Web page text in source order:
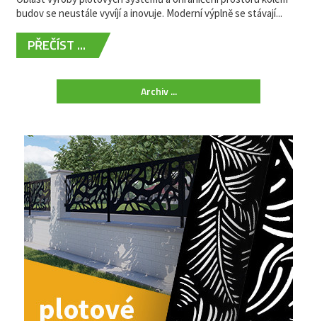
budov se neustále vyvíjí a inovuje. Moderní výplně se stávají...
PŘEČÍST ...
Archiv ...